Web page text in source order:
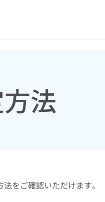
法
をご確認いただけます。